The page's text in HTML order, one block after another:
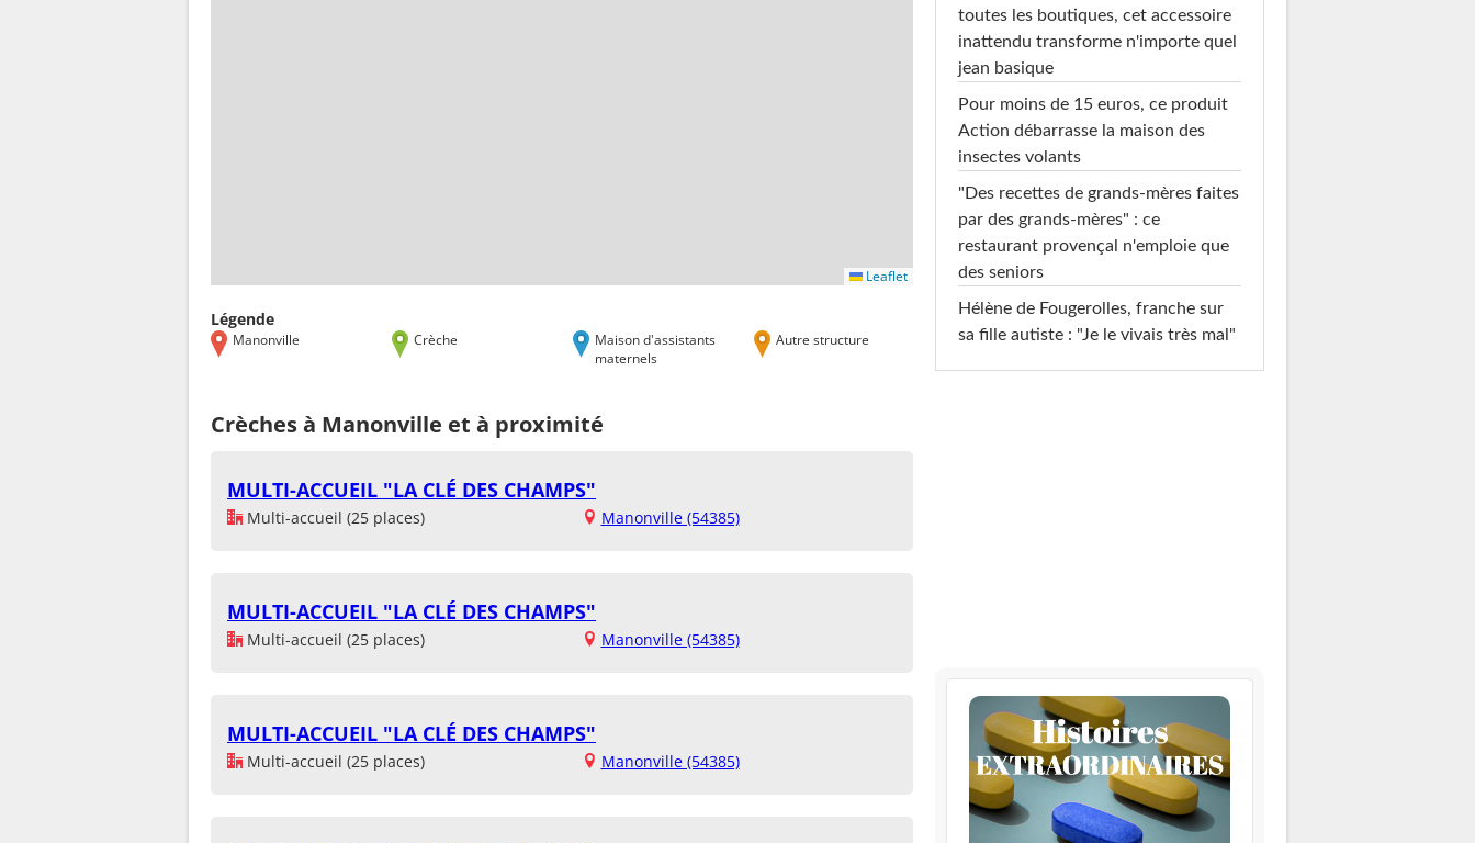
Leaflet
Légende
Manonville Crèche
Maison d'assistants
maternels
Autre structure
Crèches à Manonville et à proximité
MULTI-ACCUEIL "LA CLÉ DES CHAMPS"
Multi-accueil (25 places) Manonville (54385)
MULTI-ACCUEIL "LA CLÉ DES CHAMPS"
Multi-accueil (25 places) Manonville (54385)
MULTI-ACCUEIL "LA CLÉ DES CHAMPS"
Multi-accueil (25 places) Manonville (54385)
toutes les boutiques, cet accessoire
inattendu transforme n'importe quel
jean basique
Pour moins de 15 euros, ce produit
Action débarrasse la maison des
insectes volants
"Des recettes de grands-mères faites
par des grands-mères" : ce
restaurant provençal n'emploie que
des seniors
Hélène de Fougerolles, franche sur
sa fille autiste : "Je le vivais très mal"